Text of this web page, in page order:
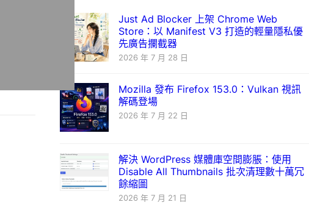
Just Ad Blocker 上架 Chrome Web
Store：以 Manifest V3 打造的輕量隱私優
先廣告攔截器
2026 年 7 月 28 日
Mozilla 發布 Firefox 153.0：Vulkan 視訊
解碼登場
2026 年 7 月 22 日
解決 WordPress 媒體庫空間膨脹：使用
Disable All Thumbnails 批次清理數十萬冗
餘縮圖
2026 年 7 月 21 日